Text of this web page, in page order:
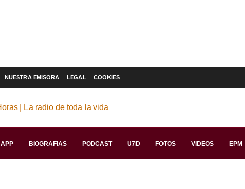
NUESTRA EMISORA LEGAL COOKIES
APP BIOGRAFIAS PODCAST U7D FOTOS VIDEOS EPM